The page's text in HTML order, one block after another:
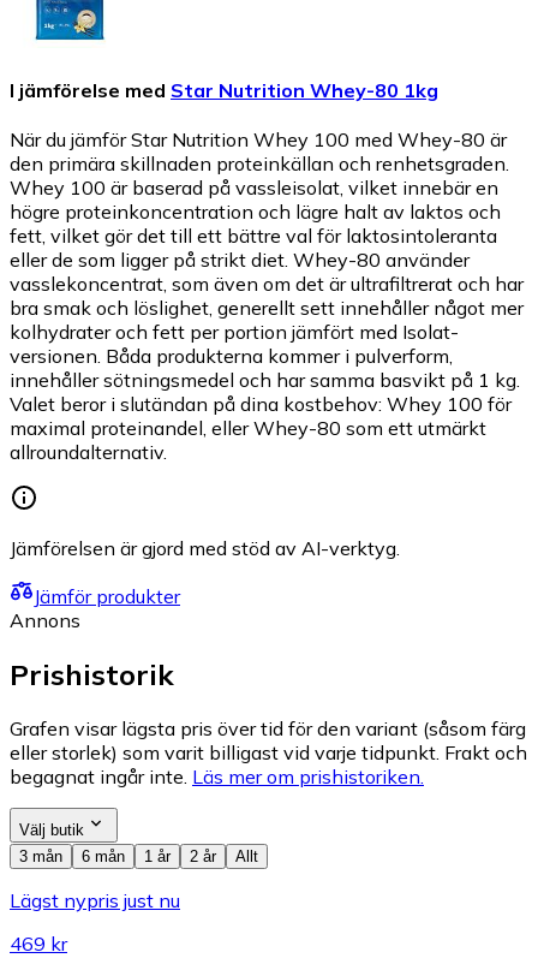
I jämförelse med Star Nutrition Whey-80 1kg
När du jämför Star Nutrition Whey 100 med Whey-80 är
den primära skillnaden proteinkällan och renhetsgraden.
Whey 100 är baserad på vassleisolat, vilket innebär en
högre proteinkoncentration och lägre halt av laktos och
fett, vilket gör det till ett bättre val för laktosintoleranta
eller de som ligger på strikt diet. Whey-80 använder
vasslekoncentrat, som även om det är ultrafiltrerat och har
bra smak och löslighet, generellt sett innehåller något mer
kolhydrater och fett per portion jämfört med Isolat-
versionen. Båda produkterna kommer i pulverform,
innehåller sötningsmedel och har samma basvikt på 1 kg.
Valet beror i slutändan på dina kostbehov: Whey 100 för
maximal proteinandel, eller Whey-80 som ett utmärkt
allroundalternativ.
Jämförelsen är gjord med stöd av AI-verktyg.
Jämför produkter
Annons
Prishistorik
Grafen visar lägsta pris över tid för den variant (såsom färg
eller storlek) som varit billigast vid varje tidpunkt. Frakt och
begagnat ingår inte. Läs mer om prishistoriken.
Välj butik
3 mån
6 mån 1 år 2 år Allt
Lägst nypris just nu
469 kr